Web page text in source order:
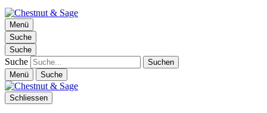
Chestnut & Sage
Foodblog | essen. trinken. genießen.
Menü
Suche
Suche
Suche
Menü Suche
Schliessen